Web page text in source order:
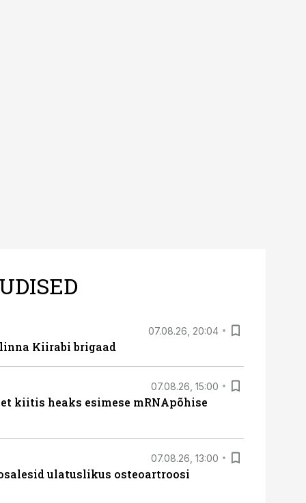
07.08.26, 20:04
Kiirabi brigaad
07.08.26, 15:00
kiitis heaks esimese mRNApõhise
07.08.26, 13:00
ulatuslikus osteoartroosi